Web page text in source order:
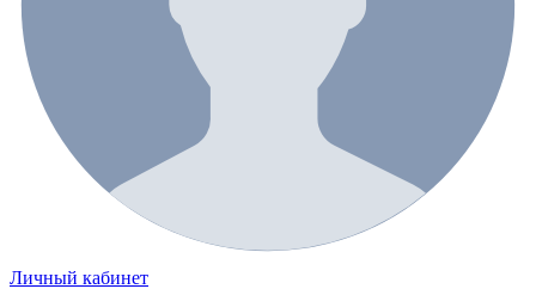
Личный кабинет